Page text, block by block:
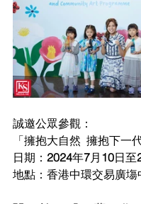
誠邀公眾參觀：
「擁抱大自然 擁抱下一
日期： 2024年7月 10日至
地點：香港中環交易廣塲